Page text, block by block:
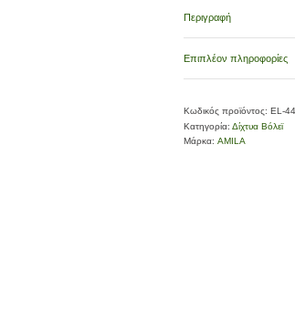
Περιγραφή
Επιπλέον πληροφορίες
Κωδικός προϊόντος: EL-
Κατηγορία: Δίχτυα Βόλεϊ
Μάρκα: AMILA